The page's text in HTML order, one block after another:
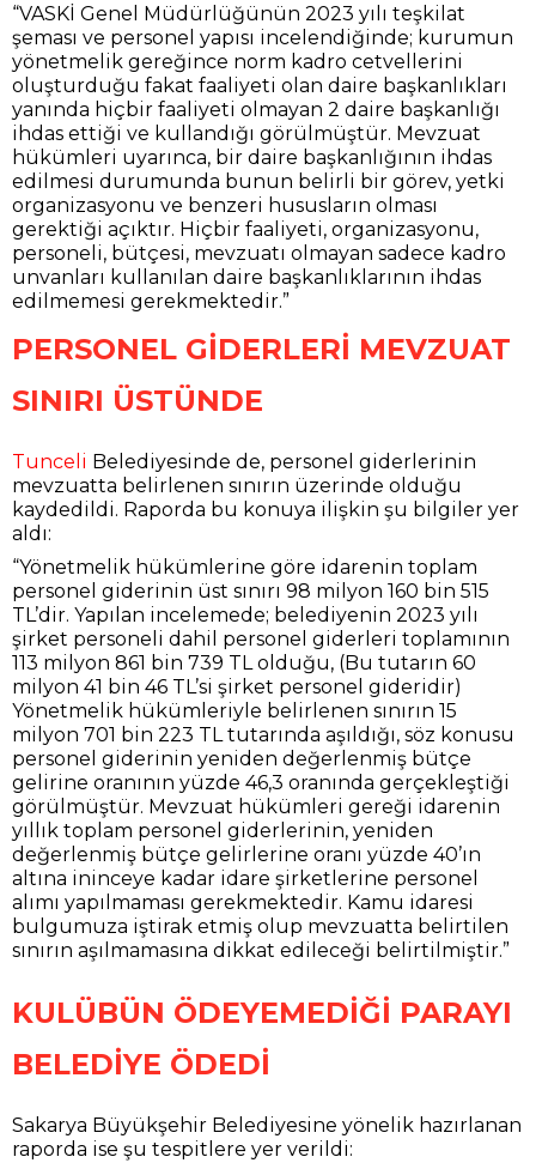
“VASKİ Genel Müdürlüğünün 2023 yılı teşkilat
şeması ve personel yapısı incelendiğinde; kurumun
yönetmelik gereğince norm kadro cetvellerini
oluşturduğu fakat faaliyeti olan daire başkanlıkları
yanında hiçbir faaliyeti olmayan 2 daire başkanlığı
ihdas ettiği ve kullandığı görülmüştür. Mevzuat
hükümleri uyarınca, bir daire başkanlığının ihdas
edilmesi durumunda bunun belirli bir görev, yetki
organizasyonu ve benzeri hususların olması
gerektiği açıktır. Hiçbir faaliyeti, organizasyonu,
personeli, bütçesi, mevzuatı olmayan sadece kadro
unvanları kullanılan daire başkanlıklarının ihdas
edilmemesi gerekmektedir.”
PERSONEL GİDERLERİ MEVZUAT
SINIRI ÜSTÜNDE
Tunceli Belediyesinde de, personel giderlerinin
mevzuatta belirlenen sınırın üzerinde olduğu
kaydedildi. Raporda bu konuya ilişkin şu bilgiler yer
aldı:
“Yönetmelik hükümlerine göre idarenin toplam
personel giderinin üst sınırı 98 milyon 160 bin 515
TL’dir. Yapılan incelemede; belediyenin 2023 yılı
şirket personeli dahil personel giderleri toplamının
113 milyon 861 bin 739 TL olduğu, (Bu tutarın 60
milyon 41 bin 46 TL’si şirket personel gideridir)
Yönetmelik hükümleriyle belirlenen sınırın 15
milyon 701 bin 223 TL tutarında aşıldığı, söz konusu
personel giderinin yeniden değerlenmiş bütçe
gelirine oranının yüzde 46,3 oranında gerçekleştiği
görülmüştür. Mevzuat hükümleri gereği idarenin
yıllık toplam personel giderlerinin, yeniden
değerlenmiş bütçe gelirlerine oranı yüzde 40’ın
altına ininceye kadar idare şirketlerine personel
alımı yapılmaması gerekmektedir. Kamu idaresi
bulgumuza iştirak etmiş olup mevzuatta belirtilen
sınırın aşılmamasına dikkat edileceği belirtilmiştir.”
KULÜBÜN ÖDEYEMEDİĞİ PARAYI
BELEDİYE ÖDEDİ
Sakarya Büyükşehir Belediyesine yönelik hazırlanan
raporda ise şu tespitlere yer verildi: